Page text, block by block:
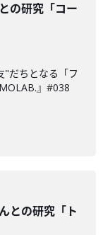
の研究「コー
だちとなる「フ
』#038
との研究「ト